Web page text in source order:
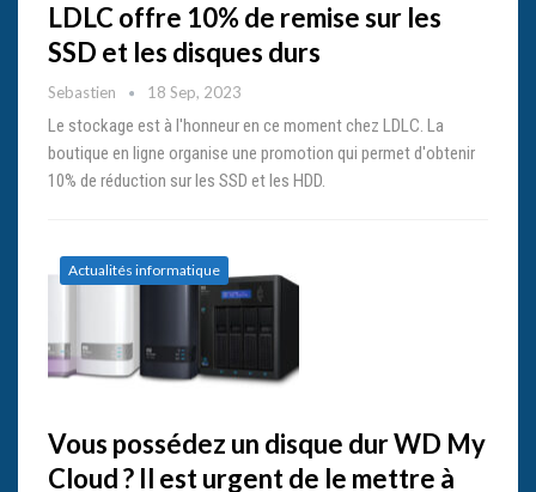
LDLC offre 10% de remise sur les
SSD et les disques durs
Sebastien 18 Sep, 2023
Le stockage est à l'honneur en ce moment chez LDLC. La
boutique en ligne organise une promotion qui permet d'obtenir
10% de réduction sur les SSD et les HDD.
Actualités informatique
Vous possédez un disque dur WD My
Cloud ? Il est urgent de le mettre à